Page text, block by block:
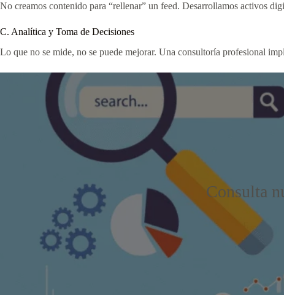
No creamos contenido para “rellenar” un feed. Desarrollamos activos
C. Analítica y Toma de Decisiones
Lo que no se mide, no se puede mejorar. Una consultoría profesional
Consulta